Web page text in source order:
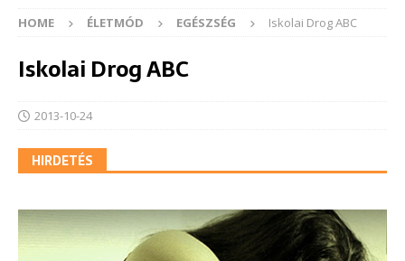
HOME ÉLETMÓD EGÉSZSÉG Iskolai Drog ABC
Iskolai Drog ABC
2013-10-24
HIRDETÉS